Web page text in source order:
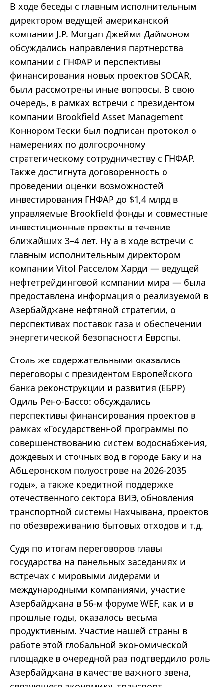
В ходе беседы с главным исполнительным
директором ведущей американской
компании J.P. Morgan Джейми Даймоном
обсуждались направления партнерства
компании с ГНФАР и перспективы
финансирования новых проектов SOCAR,
были рассмотрены иные вопросы. В свою
очередь, в рамках встречи с президентом
компании Brookfield Asset Management
Коннором Тески был подписан протокол о
намерениях по долгосрочному
стратегическому сотрудничеству с ГНФАР.
Также достигнута договоренность о
проведении оценки возможностей
инвестирования ГНФАР до $1,4 млрд в
управляемые Brookfield фонды и совместные
инвестиционные проекты в течение
ближайших 3–4 лет. Ну а в ходе встречи с
главным исполнительным директором
компании Vitol Расселом Харди — ведущей
нефтетрейдинговой компании мира — была
предоставлена информация о реализуемой в
Азербайджане нефтяной стратегии, о
перспективах поставок газа и обеспечении
энергетической безопасности Европы.
Столь же содержательными оказались
переговоры с президентом Европейского
банка реконструкции и развития (ЕБРР)
Одиль Рено-Бассо: обсуждались
перспективы финансирования проектов в
рамках «Государственной программы по
совершенствованию систем водоснабжения,
дождевых и сточных вод в городе Баку и на
Абшеронском полуострове на 2026-2035
годы», а также кредитной поддержке
отечественного сектора ВИЭ, обновления
транспортной системы Нахчывана, проектов
по обезвреживанию бытовых отходов и т.д.
Судя по итогам переговоров главы
государства на панельных заседаниях и
встречах с мировыми лидерами и
международными компаниями, участие
Азербайджана в 56-м форуме WEF, как и в
прошлые годы, оказалось весьма
продуктивным. Участие нашей страны в
работе этой глобальной экономической
площадке в очередной раз подтвердило роль
Азербайджана в качестве важного звена,